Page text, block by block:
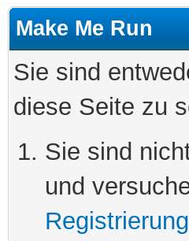
Make Me Run
Sie sind
diese Seite zu
Sie sind
und